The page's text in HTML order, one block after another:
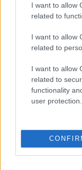
I want to allow
related to
I want to allow
related to
I want to allow
related to
functionality
user protection.
LIFESTYLE2 ω. πριν